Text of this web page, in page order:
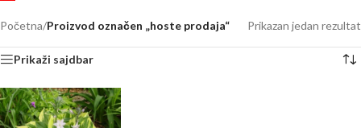
Početna/Proizvod označen „hoste prodaja“ Prikazan jedan rezultat
Prikaži sajdbar